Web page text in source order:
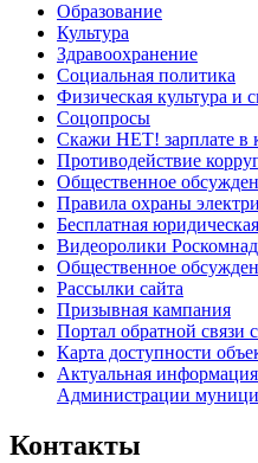
Образование
Культура
Здравоохранение
Социальная политика
Физическая культура и
Соцопросы
Скажи НЕТ! зарплате в
Противодействие
Общественное
Правила охраны
Бесплатная
Видеоролики
Общественное
Рассылки сайта
Призывная кампания
Портал обратной связи
Карта доступности
Актуальная
Администрации
Контакты